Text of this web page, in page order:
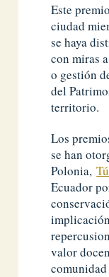
Este
ciudad
se haya
con miras
o gestión
del
territorio.
Los
se han
Polonia,
Ecuador
valor